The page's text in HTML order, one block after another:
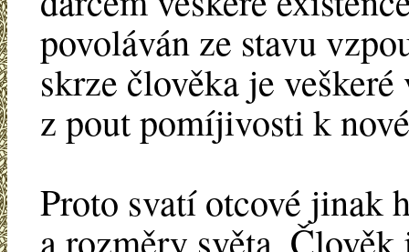
povoláván ze stavu
skrze člověka je
z pout pomíjivosti k
Proto svatí otcové jinak
a rozměry světa.